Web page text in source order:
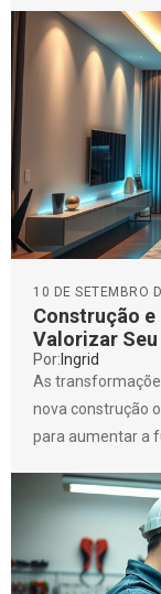
Construção e
Valorizar Seu
10 DE SETEMBRO
Por: Ingrid
As
nova construção
para aumentar a